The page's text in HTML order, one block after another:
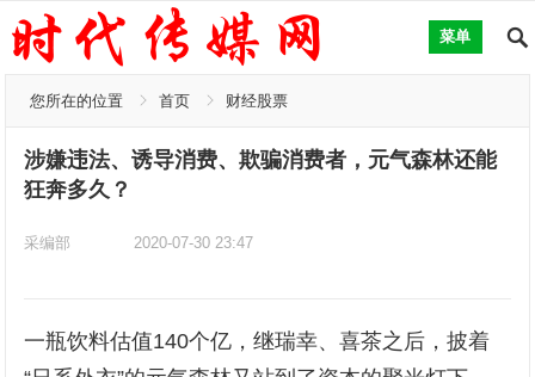
菜单
您所在的位置 首页 财经股票
涉嫌违法、诱导消费、欺骗消费者，元气森林还能
狂奔多久？
采编部 2020-07-30 23:47
一瓶饮料估值140个亿，继瑞幸、喜茶之后，披着